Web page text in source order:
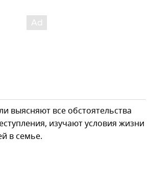
выясняют все обстоятельства
изучают условия жизни
в семье.